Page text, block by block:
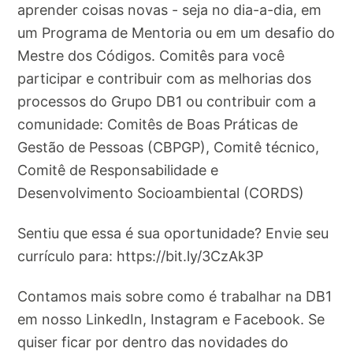
aprender coisas novas - seja no dia-a-dia, em
um Programa de Mentoria ou em um desafio do
Mestre dos Códigos. Comitês para você
participar e contribuir com as melhorias dos
processos do Grupo DB1 ou contribuir com a
comunidade: Comitês de Boas Práticas de
Gestão de Pessoas (CBPGP), Comitê técnico,
Comitê de Responsabilidade e
Desenvolvimento Socioambiental (CORDS)
Sentiu que essa é sua oportunidade? Envie seu
currículo para: https://bit.ly/3CzAk3P
Contamos mais sobre como é trabalhar na DB1
em nosso LinkedIn, Instagram e Facebook. Se
quiser ficar por dentro das novidades do